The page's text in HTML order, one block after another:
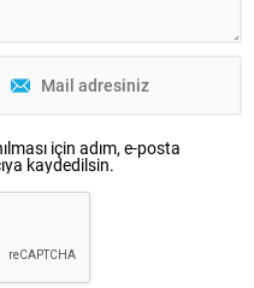
için adım, e-posta
kaydedilsin.